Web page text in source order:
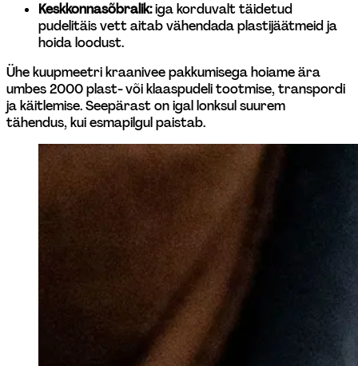
Keskkonnasõbralik: iga korduvalt täidetud
pudelitäis vett aitab vähendada plastijäätmeid ja
hoida loodust.
Ühe kuupmeetri kraanivee pakkumisega hoiame ära
umbes 2000 plast- või klaaspudeli tootmise, transpordi
ja käitlemise. Seepärast on igal lonksul suurem
tähendus, kui esmapilgul paistab.